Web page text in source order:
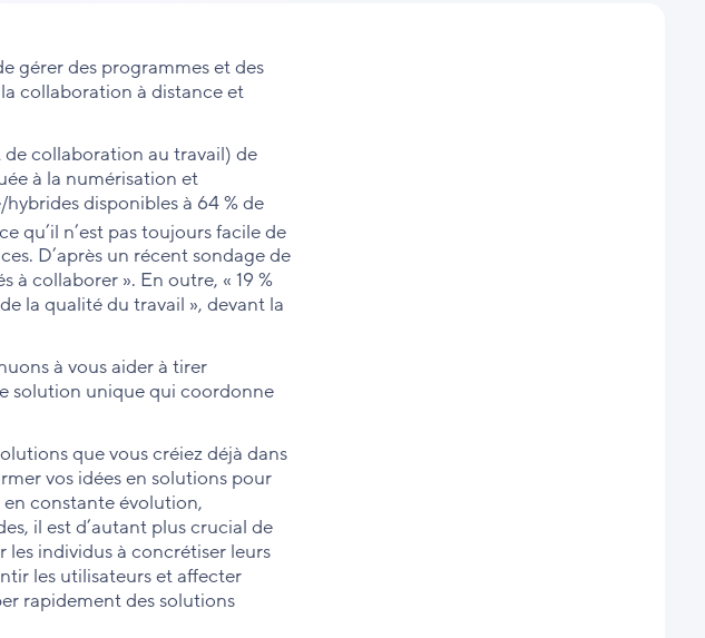
gérer des programmes et des
collaboration à distance et
collaboration au travail) de
à la numérisation et
disponibles à 64 % de
qu’il n’est pas toujours facile de
D’après un récent sondage de
à collaborer ». En outre, « 19 %
la qualité du travail », devant la
à vous aider à tirer
solution unique qui coordonne
que vous créiez déjà dans
vos idées en solutions pour
constante évolution,
il est d’autant plus crucial de
les individus à concrétiser leurs
les utilisateurs et affecter
rapidement des solutions